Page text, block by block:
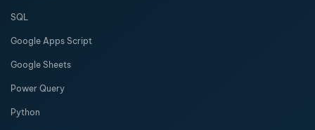
SQL
Google Apps Script
Google Sheets
Power Query
Python